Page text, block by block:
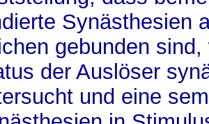
Synästhesien
gebunden
der Auslöser
und eine